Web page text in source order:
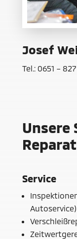
Josef
Tel.: 0651 –
Unsere
Service
Autoservice)